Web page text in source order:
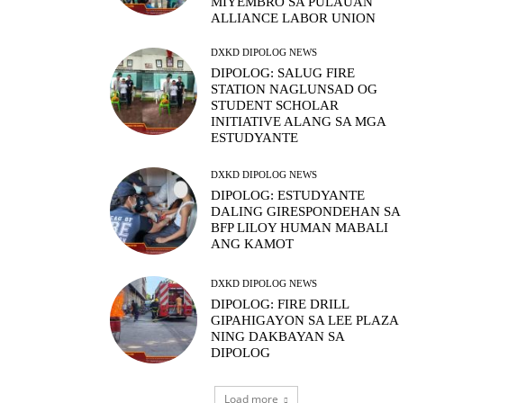
ALLIANCE LABOR UNION
DXKD DIPOLOG NEWS
DIPOLOG: SALUG FIRE
STATION NAGLUNSAD OG
STUDENT SCHOLAR
INITIATIVE ALANG SA MGA
ESTUDYANTE
DXKD DIPOLOG NEWS
DIPOLOG: ESTUDYANTE
DALING GIRESPONDEHAN SA
BFP LILOY HUMAN MABALI
ANG KAMOT
DXKD DIPOLOG NEWS
DIPOLOG: FIRE DRILL
GIPAHIGAYON SA LEE PLAZA
NING DAKBAYAN SA
DIPOLOG
Load more